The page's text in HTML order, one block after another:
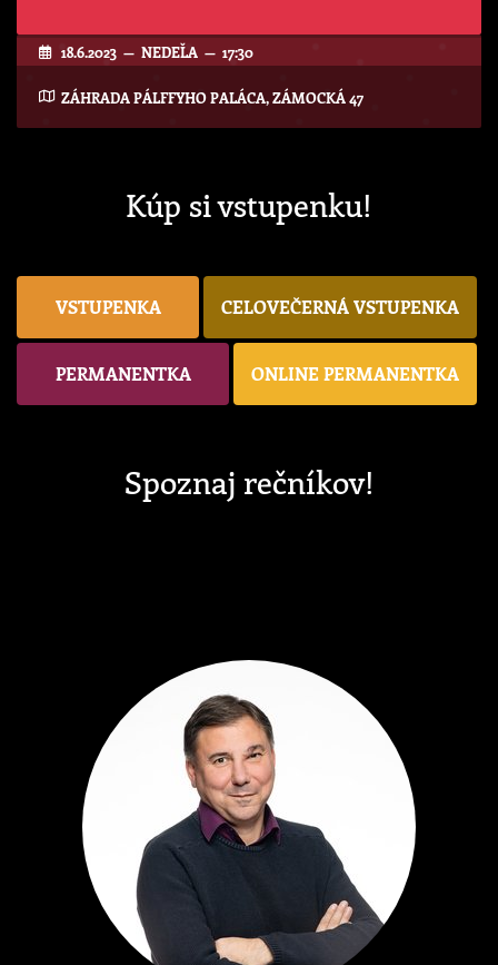
18.6.2023 — NEDEĽA — 17:30
ZÁHRADA PÁLFFYHO PALÁCA, ZÁMOCKÁ 47
Kúp si vstupenku!
VSTUPENKA CELOVEČERNÁ VSTUPENKA
PERMANENTKA ONLINE PERMANENTKA
Spoznaj rečníkov!